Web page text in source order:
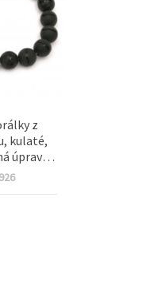
z
kulaté,
úprava,
28 ks,